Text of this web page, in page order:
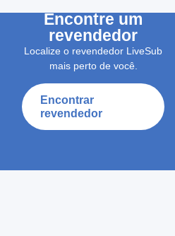
Encontre um
revendedor
Localize o revendedor LiveSub
mais perto de você.
Encontrar
revendedor